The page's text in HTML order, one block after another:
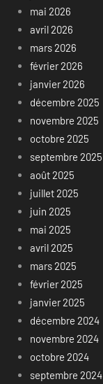
mai 2026
avril 2026
mars 2026
février 2026
janvier 2026
décembre 2025
novembre 2025
octobre 2025
septembre 2025
août 2025
juillet 2025
juin 2025
mai 2025
avril 2025
mars 2025
février 2025
janvier 2025
décembre 2024
novembre 2024
octobre 2024
septembre 2024